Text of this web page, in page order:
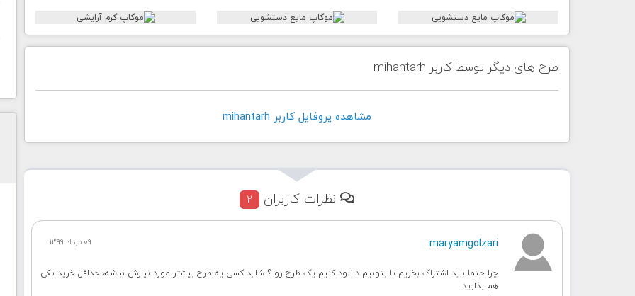
طرح های دیگر توسط کاربر mihantarh
مشاهده پروفايل کاربر mihantarh
نظرات کاربران 2
maryamgolzari 09 مرداد 1399
چرا حتما باید اشتراک بخریم تا بتونیم دانلود کنیم یک طرح رو ؟ شاید کسی یه طرح بیشتر مورد نیازش نباشه، حداقل خرید تکی
هم بذارید